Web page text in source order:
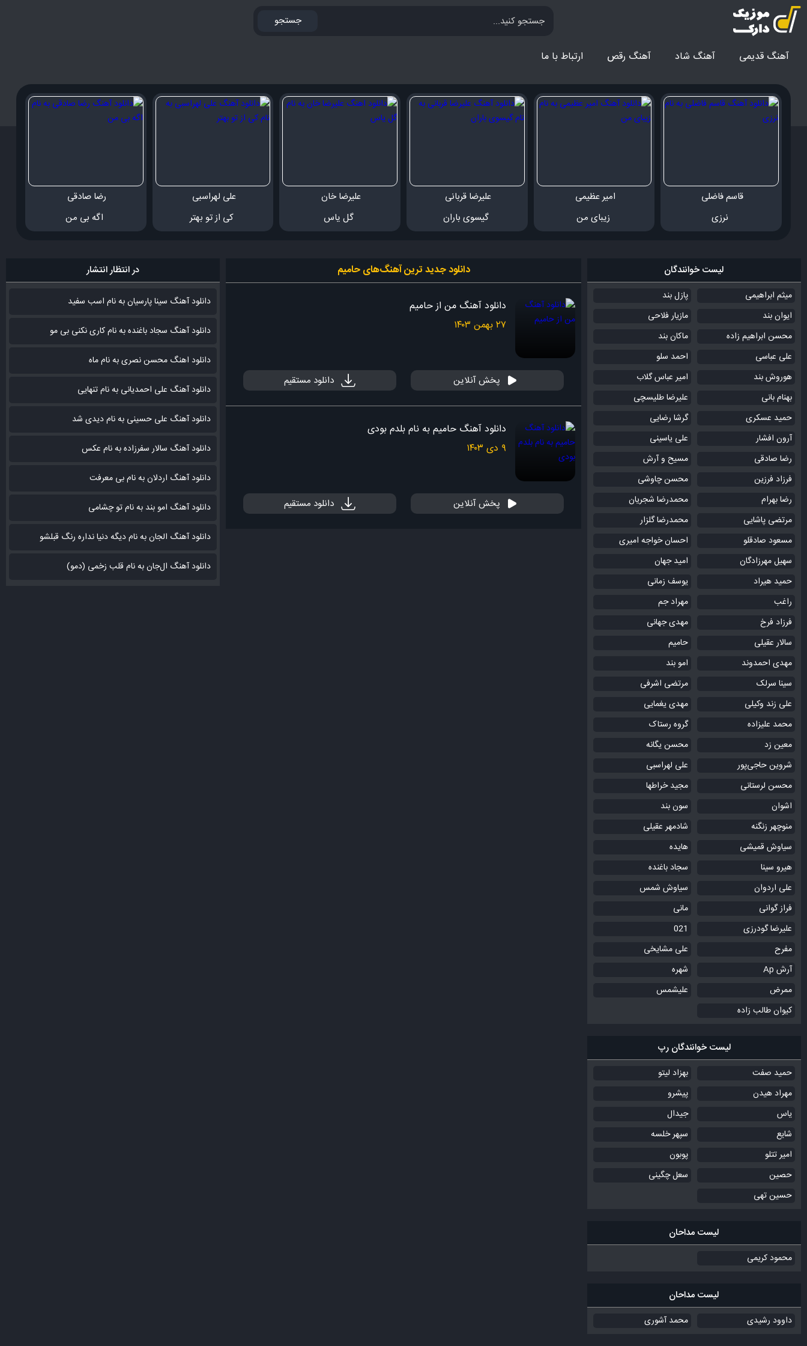
جستجو
آهنگ قدیمی آهنگ‌ شاد آهنگ رقص ارتباط با ما
قاسم فاضلی
نرزی
امیر عظیمی
زیبای من
علیرضا قربانی
گیسوی باران
علیرضا خان
گل یاس
علی لهراسبی
کی از تو بهتر
رضا صادقی
اگه بی من
دانلود جدید ‌ترین آهنگ‌های حامیم
دانلود آهنگ من از حامیم
۲۷ بهمن ۱۴۰۳
پخش آنلاین دانلود مستقیم
دانلود آهنگ حامیم به نام بلدم بودی
۹ دی ۱۴۰۳
پخش آنلاین دانلود مستقیم
لیست خوانندگان
میثم ابراهیمی
پازل بند
ایوان بند
مازیار فلاحی
محسن ابراهیم زاده
ماکان بند
علی عباسی
احمد سلو
هوروش بند
امیر عباس گلاب
بهنام بانی
علیرضا طلیسچی
حمید عسکری
گرشا رضایی
آرون افشار
علی یاسینی
رضا صادقی
مسیح و آرش
فرزاد فرزین
محسن چاوشی
رضا بهرام
محمدرضا شجریان
مرتضی پاشایی
محمدرضا گلزار
مسعود صادقلو
احسان خواجه امیری
سهیل مهرزادگان
امید جهان
حمید هیراد
یوسف زمانی
راغب
مهراد جم
فرزاد فرخ
مهدی جهانی
سالار عقیلی
حامیم
مهدی احمدوند
امو بند
سینا سرلک
مرتضی اشرفی
علی زند وکیلی
مهدی یغمایی
محمد علیزاده
گروه رستاک
معین زد
محسن یگانه
شروین حاجی‌پور
علی لهراسبی
محسن لرستانی
مجید خراطها
اشوان
سون بند
منوچهر زنگنه
شادمهر عقیلی
سیاوش قمیشی
هایده
هیرو سینا
سجاد باغنده
علی اردوان
سیاوش شمس
فراز گوانی
مانی
علیرضا گودرزی
021
مفرح
علی مشایخی
آرش Ap
شهره
ممرض
علیشمس
کیوان طالب زاده
لیست خوانندگان رپ
حمید صفت
بهزاد لیتو
مهراد هیدن
پیشرو
یاس
جیدال
شایع
سپهر خلسه
امیر تتلو
پوبون
حصین
سعل چگینی
حسین تهی
لیست مداحان
محمود کریمی
لیست مداحان
داوود رشیدی محمد آشوری
در انتظار انتشار
دانلود آهنگ سینا پارسیان به نام اسب سفید
دانلود آهنگ سجاد باغنده به نام کاری نکنی بی مو
دانلود اهنگ محسن نصری به نام‌ ماه
دانلود آهنگ علی احمدیانی به نام تنهایی
دانلود آهنگ علی حسینی به نام دیدی شد
دانلود آهنگ سالار سفرزاده به نام عکس
دانلود آهنگ اردلان به نام بی معرفت
دانلود آهنگ امو بند به نام تو چشامی
دانلود آهنگ الجان به نام دیگه دنیا نداره رنگ قبلشو
دانلود آهنگ ال‌جان به نام قلب زخمی (دمو)